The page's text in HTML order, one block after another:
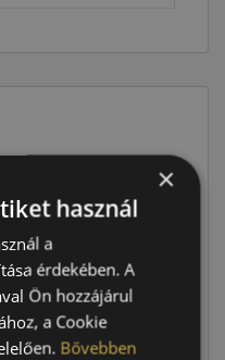
38 390 Ft
153 560 Ft
×
használ
a
érdekében. A
Ön hozzájárul
a Cookie
Bővebben